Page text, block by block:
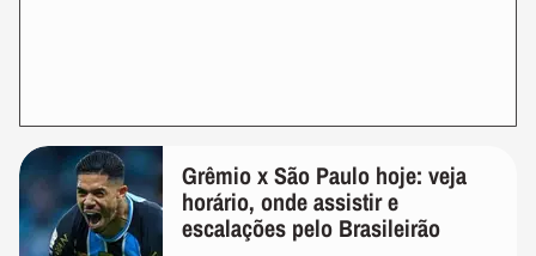
Grêmio x São Paulo hoje: veja
horário, onde assistir e
escalações pelo Brasileirão